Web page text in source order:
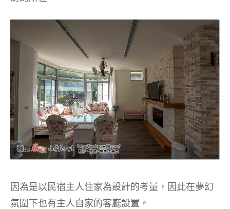
因為是以民宿主人住家為設計的考量，因此在夢幻
氛圍下也有主人自家的客廳設置。